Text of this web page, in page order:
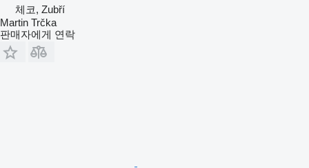
체코, Zubří
Martin Trčka
판매자에게 연락